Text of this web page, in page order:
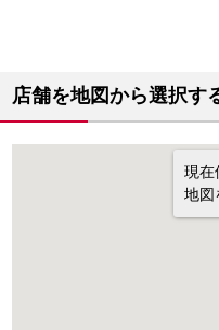
店舗を地図から選択す
現在
地図